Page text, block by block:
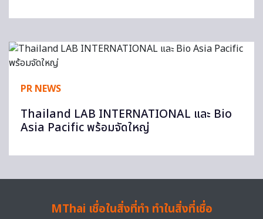
PR NEWS
Thailand LAB INTERNATIONAL และ Bio
Asia Pacific พร้อมจัดใหญ่
MThai เชื่อในสิ่งที่ทำ ทำในสิ่งที่เชื่อ